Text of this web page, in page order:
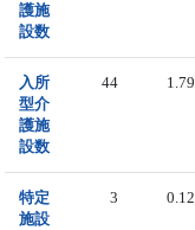
護施
設数
入所
型介
護施
設数
44 1.79
特定
施設
3 0.12